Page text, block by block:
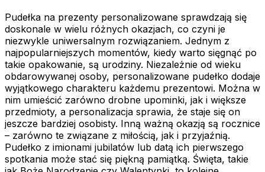
Pudełka na prezenty personalizowane sprawdzają się
doskonale w wielu różnych okazjach, co czyni je
niezwykle uniwersalnym rozwiązaniem. Jednym z
najpopularniejszych momentów, kiedy warto sięgnąć po
takie opakowanie, są urodziny. Niezależnie od wieku
obdarowywanej osoby, personalizowane pudełko dodaje
wyjątkowego charakteru każdemu prezentowi. Można w
nim umieścić zarówno drobne upominki, jak i większe
przedmioty, a personalizacja sprawia, że staje się on
jeszcze bardziej osobisty. Inną ważną okazją są rocznice
– zarówno te związane z miłością, jak i przyjaźnią.
Pudełko z imionami jubilatów lub datą ich pierwszego
spotkania może stać się piękną pamiątką. Święta, takie